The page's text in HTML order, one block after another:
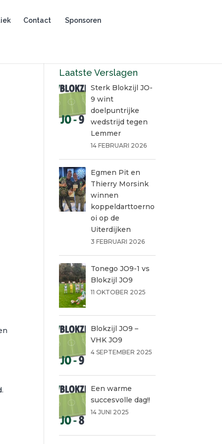
Contact Sponsoren
Laatste Verslagen
Sterk Blokzijl JO-
9 wint
doelpuntrijke
wedstrijd tegen
Lemmer
14 FEBRUARI 2026
Egmen Pit en
Thierry Morsink
winnen
koppeldarttoerno
oi op de
Uiterdijken
3 FEBRUARI 2026
Tonego JO9-1 vs
Blokzijl JO9
11 OKTOBER 2025
Blokzijl JO9 –
VHK JO9
4 SEPTEMBER 2025
Een warme
succesvolle dag!!
14 JUNI 2025